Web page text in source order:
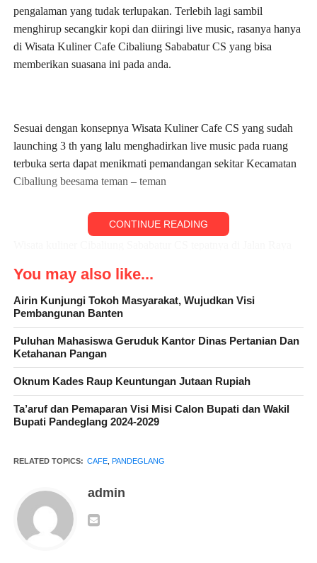
pengalaman yang tudak terlupakan. Terlebih lagi sambil
menghirup secangkir kopi dan diiringi live music, rasanya hanya
di Wisata Kuliner Cafe Cibaliung Sababatur CS yang bisa
memberikan suasana ini pada anda.
Sesuai dengan konsepnya Wisata Kuliner Cafe CS yang sudah
launching 3 th yang lalu menghadirkan live music pada ruang
terbuka serta dapat menikmati pemandangan sekitar Kecamatan
Cibaliung beesama teman – teman
Pandeglang, Banten merupakan salah satu tempat yang strategis
dan mudah di jangkau dari segala penjuru wilayah Kecamatan
Cibaliung
Anda bisa memesan tempat yang cocok dan nyaman bersama
para milenial dengan live music serta menemani ngopi bareng
teman atau kolega anda
CONTINUE READING
You may also like...
Airin Kunjungi Tokoh Masyarakat, Wujudkan Visi
Pembangunan Banten
Puluhan Mahasiswa Geruduk Kantor Dinas Pertanian Dan
Ketahanan Pangan
Oknum Kades Raup Keuntungan Jutaan Rupiah
Ta’aruf dan Pemaparan Visi Misi Calon Bupati dan Wakil
Bupati Pandeglang 2024-2029
RELATED TOPICS: CAFE, PANDEGLANG
admin